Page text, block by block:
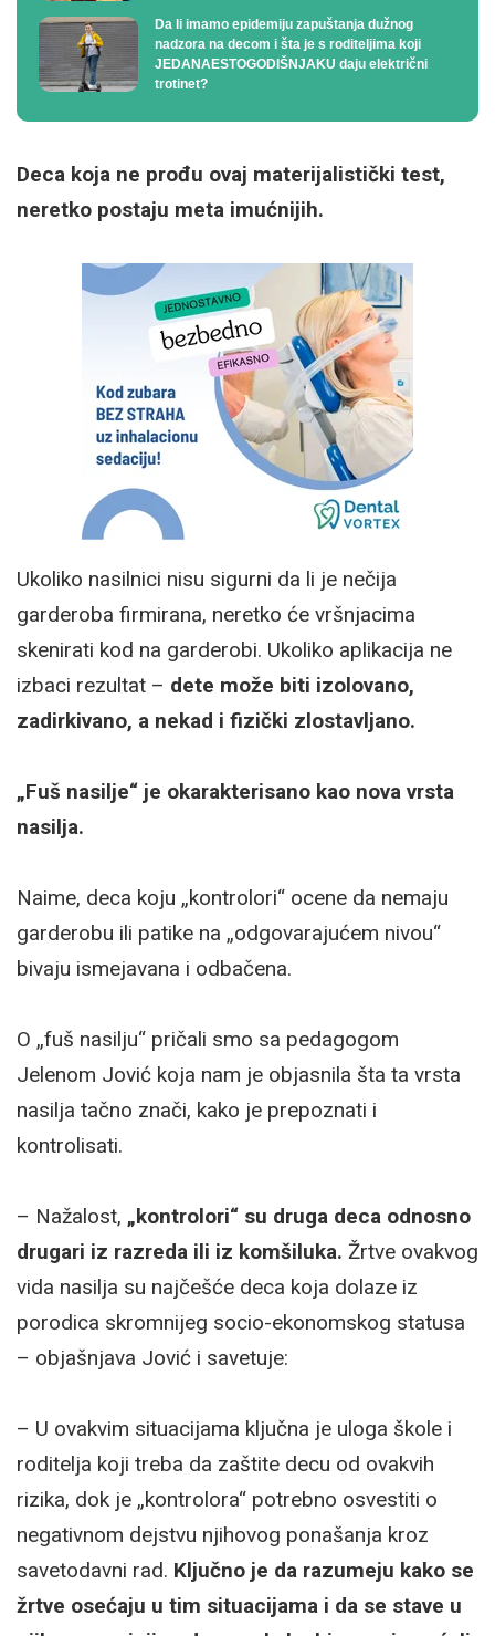
Da li imamo epidemiju zapuštanja dužnog
nadzora na decom i šta je s roditeljima koji
JEDANAESTOGODIŠNJAKU daju električni
trotinet?
Deca koja ne prođu ovaj materijalistički test,
neretko postaju meta imućnijih.
Ukoliko nasilnici nisu sigurni da li je nečija
garderoba firmirana, neretko će vršnjacima
skenirati kod na garderobi. Ukoliko aplikacija ne
izbaci rezultat – dete može biti izolovano,
zadirkivano, a nekad i fizički zlostavljano.
„Fuš nasilje“ je okarakterisano kao nova vrsta
nasilja.
Naime, deca koju „kontrolori“ ocene da nemaju
garderobu ili patike na „odgovarajućem nivou“
bivaju ismejavana i odbačena.
O „fuš nasilju“ pričali smo sa pedagogom
Jelenom Jović koja nam je objasnila šta ta vrsta
nasilja tačno znači, kako je prepoznati i
kontrolisati.
– Nažalost, „kontrolori“ su druga deca odnosno
drugari iz razreda ili iz komšiluka. Žrtve ovakvog
vida nasilja su najčešće deca koja dolaze iz
porodica skromnijeg socio-ekonomskog statusa
– objašnjava Jović i savetuje:
– U ovakvim situacijama ključna je uloga škole i
roditelja koji treba da zaštite decu od ovakvih
rizika, dok je „kontrolora“ potrebno osvestiti o
negativnom dejstvu njihovog ponašanja kroz
savetodavni rad. Ključno je da razumeju kako se
žrtve osećaju u tim situacijama i da se stave u